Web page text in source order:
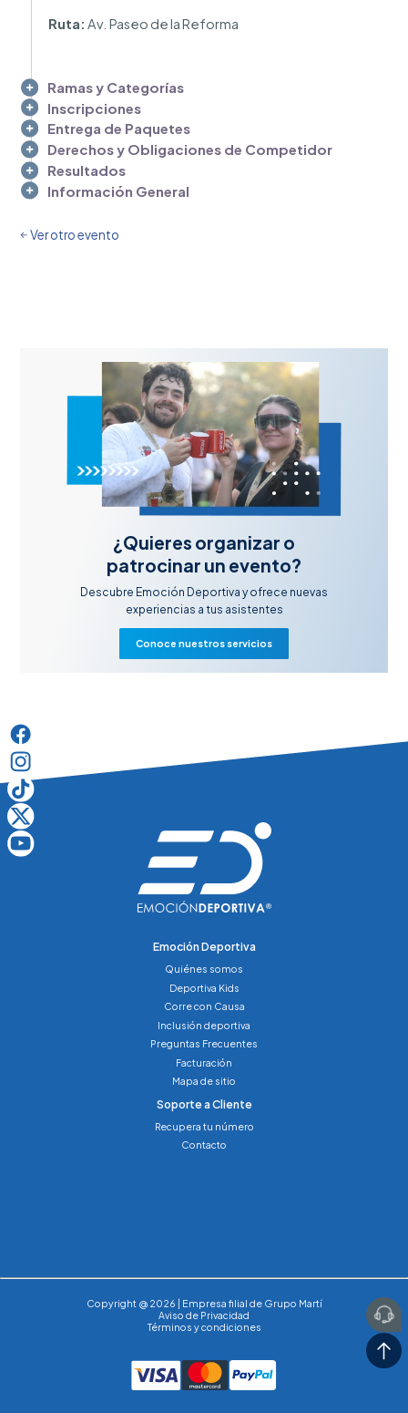
Ruta: Av. Paseo de la Reforma
Ramas y Categorías
Inscripciones
Entrega de Paquetes
Derechos y Obligaciones de Competidor
Resultados
Información General
Ver otro evento
¿Quieres organizar o
patrocinar un evento?
Descubre Emoción Deportiva y ofrece nuevas
experiencias a tus asistentes
Conoce nuestros servicios
Emoción Deportiva
Quiénes somos
Deportiva Kids
Corre con Causa
Inclusión deportiva
Preguntas Frecuentes
Facturación
Mapa de sitio
Soporte a Cliente
Recupera tu número
Contacto
Copyright @ 2026 | Empresa filial de Grupo Martí
Aviso de Privacidad
Términos y condiciones